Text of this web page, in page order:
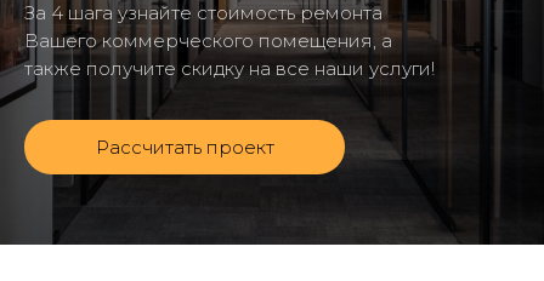
За 4 шага узнайте стоимость ремонта
Вашего коммерческого помещения, а
также получите скидку на все наши услуги!
Рассчитать проект